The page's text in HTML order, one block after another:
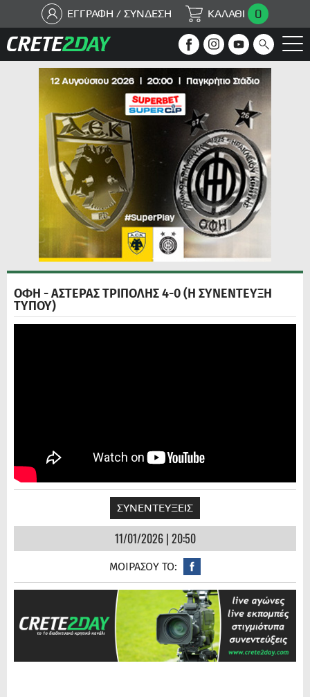
ΕΓΓΡΑΦΗ / ΣΥΝΔΕΣΗ ΚΑΛΑΘΙ 0
ΟΦΗ - ΑΣΤΕΡΑΣ ΤΡΙΠΟΛΗΣ 4-0 (Η ΣΥΝΕΝΤΕΥΞΗ
ΤΥΠΟΥ)
ΣΥΝΕΝΤΕΥΞΕΙΣ
11/01/2026 | 20:50
ΜΟΙΡΑΣΟΥ ΤΟ: